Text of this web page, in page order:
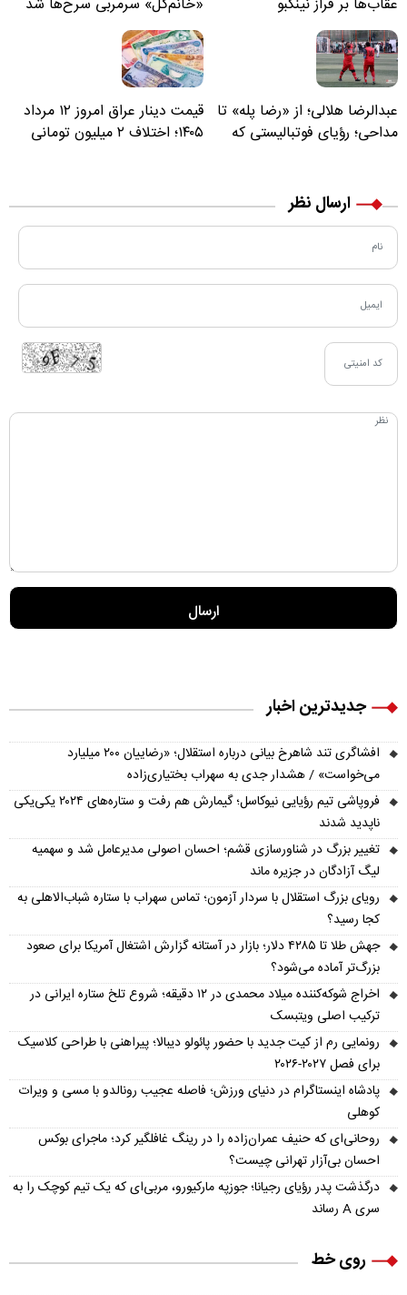
عقاب‌ها بر فراز نینگبو «خانم‌گل» سرمربی سرخ‌ها شد
عبدالرضا هلالی؛ از «رضا پله» تا
مداحی؛ رؤیای فوتبالیستی که
قیمت دینار عراق امروز ۱۲ مرداد
۱۴۰۵؛ اختلاف ۲ میلیون تومانی
ارسال نظر
جدیدترین اخبار
افشاگری تند شاهرخ بیانی درباره استقلال؛ «رضاییان ۲۰۰ میلیارد
می‌خواست» / هشدار جدی به سهراب بختیاری‌زاده
فروپاشی تیم رؤیایی نیوکاسل؛ گیمارش هم رفت و ستاره‌های ۲۰۲۴ یکی‌یکی
ناپدید شدند
تغییر بزرگ در شناورسازی قشم؛ احسان اصولی مدیرعامل شد و سهمیه
لیگ آزادگان در جزیره ماند
رویای بزرگ استقلال با سردار آزمون؛ تماس سهراب با ستاره شباب‌الاهلی به
کجا رسید؟
جهش طلا تا ۴۲۸۵ دلار؛ بازار در آستانه گزارش اشتغال آمریکا برای صعود
بزرگ‌تر آماده می‌شود؟
اخراج شوکه‌کننده میلاد محمدی در ۱۲ دقیقه؛ شروع تلخ ستاره ایرانی در
ترکیب اصلی ویتبسک
رونمایی رم از کیت جدید با حضور پائولو دیبالا؛ پیراهنی با طراحی کلاسیک
برای فصل ۲۰۲۷-۲۰۲۶
پادشاه اینستاگرام در دنیای ورزش؛ فاصله عجیب رونالدو با مسی و ویرات
کوهلی
روحانی‌ای که حنیف عمران‌زاده را در رینگ غافلگیر کرد؛ ماجرای بوکس
احسان بی‌آزار تهرانی چیست؟
درگذشت پدر رؤیای رجیانا؛ جوزپه مارکیورو، مربی‌ای که یک تیم کوچک را به
سری A رساند
روی خط